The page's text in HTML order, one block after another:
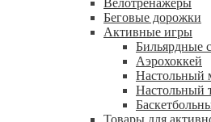
Велотренажеры
Беговые дорожки
Активные игры
Бильярдные
Аэрохоккей
Настольный
Настольный
Товары для